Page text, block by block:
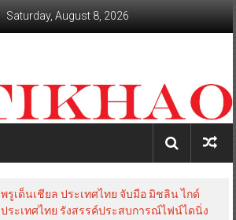
Saturday, August 8, 2026
TOA เดินหน้า Green Mission จับมือมูลนิธิแม่
ฟ้าหลวงฯ ฟื้นฟูผืนป่า สร้างแหล่งดูดซับ